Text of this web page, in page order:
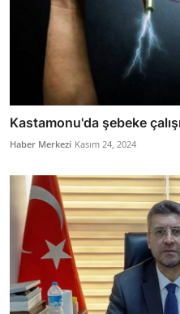
Kastamonu'da şebeke
Haber Merkezi Kasım 24, 2024